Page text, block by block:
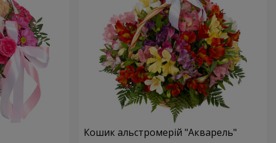
Кошик альстромерій "Акварель"